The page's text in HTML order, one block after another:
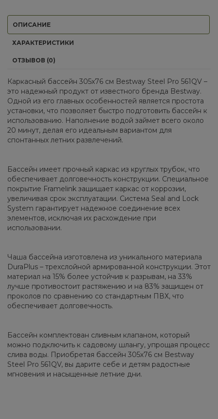
ОПИСАНИЕ
ХАРАКТЕРИСТИКИ
ОТЗЫВОВ (0)
Каркасный бассейн 305х76 см Bestway Steel Pro 561QV –
это надежный продукт от известного бренда Bestway.
Одной из его главных особенностей является простота
установки, что позволяет быстро подготовить бассейн к
использованию. Наполнение водой займет всего около
20 минут, делая его идеальным вариантом для
спонтанных летних развлечений.
Бассейн имеет прочный каркас из круглых трубок, что
обеспечивает долговечность конструкции. Специальное
покрытие Framelink защищает каркас от коррозии,
увеличивая срок эксплуатации. Система Seal and Lock
System гарантирует надежное соединение всех
элементов, исключая их расхождение при
использовании.
Чаша бассейна изготовлена из уникального материала
DuraPlus – трехслойной армированной конструкции. Этот
материал на 15% более устойчив к разрывам, на 33%
лучше противостоит растяжению и на 83% защищен от
проколов по сравнению со стандартным ПВХ, что
обеспечивает долговечность.
Бассейн комплектован сливным клапаном, который
можно подключить к садовому шлангу, упрощая процесс
слива воды. Приобретая бассейн 305х76 см Bestway
Steel Pro 561QV, вы дарите себе и детям радостные
мгновения и насыщенные летние дни.